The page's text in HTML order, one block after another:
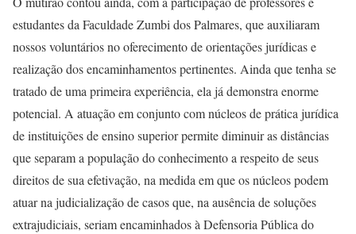
estudantes da Faculdade Zumbi dos Palmares, que auxiliaram
nossos voluntários no oferecimento de orientações jurídicas e
realização dos encaminhamentos pertinentes. Ainda que tenha se
tratado de uma primeira experiência, ela já demonstra enorme
potencial. A atuação em conjunto com núcleos de prática jurídica
de instituições de ensino superior permite diminuir as distâncias
que separam a população do conhecimento a respeito de seus
direitos de sua efetivação, na medida em que os núcleos podem
atuar na judicialização de casos que, na ausência de soluções
extrajudiciais, seriam encaminhados à Defensoria Pública do